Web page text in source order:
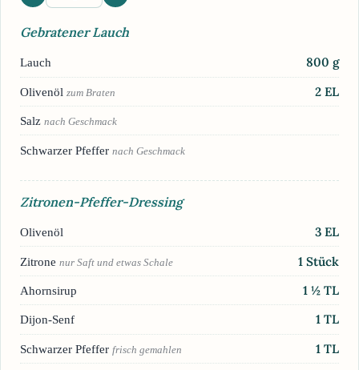
Gebratener Lauch
Lauch 800 g
Olivenöl zum Braten 2 EL
Salz nach Geschmack
Schwarzer Pfeffer nach Geschmack
Zitronen-Pfeffer-Dressing
Olivenöl 3 EL
Zitrone nur Saft und etwas Schale 1 Stück
Ahornsirup 1 ½ TL
Dijon-Senf 1 TL
Schwarzer Pfeffer frisch gemahlen 1 TL